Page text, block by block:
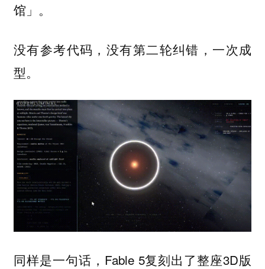
馆」。
没有参考代码，没有第二轮纠错，一次成
型。
同样是一句话，Fable 5复刻出了整座3D版